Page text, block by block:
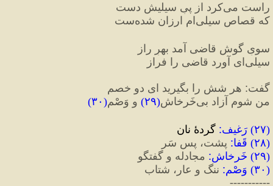
راست می‌کرد از پیِ سیلیش دست
که قصاصِ سیلی‌ام ارزان شده‌ست
سویِ گوشِ قاضی آمد بهرِ راز
سیلی‌ای آورد قاضی را فراز
گفت: هر شش را بگیرید ای دو خصم
من شوم آزاد بی‌خَرخاش
(۲۹) و وَصْم( ۳۰)
(۲۷) رَغیف: گردهٔ نان
(۲۸) قَفا: پشت، پسِ سَر
(۲۹) خَرخاش: مجادله و گفتگو
( ۳۰) وَصْم: ننگ و عار، شتاب
-----------